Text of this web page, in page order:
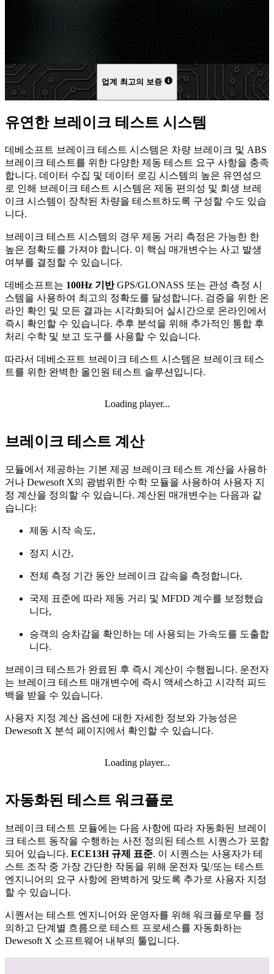
업계 최고의 보증
유연한 브레이크 테스트 시스템
데베소프트 브레이크 테스트 시스템은 차량 브레이크 및 ABS
브레이크 테스트를 위한 다양한 제동 테스트 요구 사항을 충족
합니다. 데이터 수집 및 데이터 로깅 시스템의 높은 유연성으
로 인해 브레이크 테스트 시스템은 제동 편의성 및 회생 브레
이크 시스템이 장착된 차량을 테스트하도록 구성할 수도 있습
니다.
브레이크 테스트 시스템의 경우 제동 거리 측정은 가능한 한
높은 정확도를 가져야 합니다. 이 핵심 매개변수는 사고 발생
여부를 결정할 수 있습니다.
데베소프트는 100Hz 기반GPS/GLONASS 또는 관성 측정 시
스템을 사용하여 최고의 정확도를 달성합니다. 검증을 위한 온
라인 확인 및 모든 결과는 시각화되어 실시간으로 온라인에서
즉시 확인할 수 있습니다. 추후 분석을 위해 추가적인 통합 후
처리 수학 및 보고 도구를 사용할 수 있습니다.
따라서 데베소프트 브레이크 테스트 시스템은 브레이크 테스
트를 위한 완벽한 올인원 테스트 솔루션입니다.
Loading player...
브레이크 테스트 계산
모듈에서 제공하는 기본 제공 브레이크 테스트 계산을 사용하
거나 Dewesoft X의 광범위한 수학 모듈을 사용하여 사용자 지
정 계산을 정의할 수 있습니다. 계산된 매개변수는 다음과 같
습니다:
제동 시작 속도,
정지 시간,
전체 측정 기간 동안 브레이크 감속을 측정합니다,
국제 표준에 따라 제동 거리 및 MFDD 계수를 보정했습
니다,
승객의 승차감을 확인하는 데 사용되는 가속도를 도출합
니다.
브레이크 테스트가 완료된 후 즉시 계산이 수행됩니다. 운전자
는 브레이크 테스트 매개변수에 즉시 액세스하고 시각적 피드
백을 받을 수 있습니다.
사용자 지정 계산 옵션에 대한 자세한 정보와 가능성은
Dewesoft X 분석 페이지에서 확인할 수 있습니다.
Loading player...
자동화된 테스트 워크플로
브레이크 테스트 모듈에는 다음 사항에 따라 자동화된 브레이
크 테스트 동작을 수행하는 사전 정의된 테스트 시퀀스가 포함
되어 있습니다. ECE13H 규제 표준. 이 시퀀스는 사용자가 테
스트 조작 중 가장 간단한 작동을 위해 운전자 및/또는 테스트
엔지니어의 요구 사항에 완벽하게 맞도록 추가로 사용자 지정
할 수 있습니다.
시퀀서는 테스트 엔지니어와 운영자를 위해 워크플로우를 정
의하고 단계별 흐름으로 테스트 프로세스를 자동화하는
Dewesoft X 소프트웨어 내부의 툴입니다.